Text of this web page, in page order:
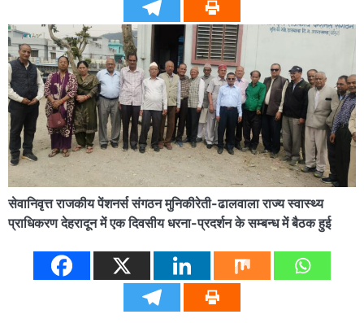
सेवानिवृत्त राजकीय पेंशनर्स संगठन मुनिकीरेती-ढालवाला राज्य स्वास्थ्य
प्राधिकरण देहरादून में एक दिवसीय धरना-प्रदर्शन के सम्बन्ध में बैठक हुई